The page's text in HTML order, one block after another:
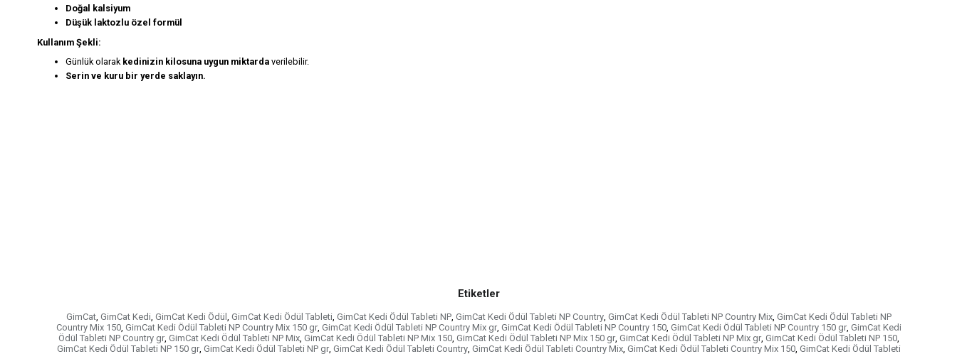
Doğal kalsiyum
Düşük laktozlu özel formül
Kullanım Şekli:
Günlük olarak kedinizin kilosuna uygun miktarda verilebilir.
Serin ve kuru bir yerde saklayın.
Etiketler
GimCat, GimCat Kedi GimCat Kedi Ödül GimCat Kedi Ödül Tableti GimCat Kedi Ödül Tableti NP, GimCat Kedi Ödül Tableti NP Country, GimCat Kedi Ödül Tableti NP Country Mix, GimCat Kedi Ödül Tableti NP
Country Mix 150, GimCat Kedi Ödül Tableti NP Country Mix 150 gr, GimCat Kedi Ödül Tableti NP Country Mix gr, GimCat Kedi Ödül Tableti NP Country 150, GimCat Kedi Ödül Tableti NP Country 150 gr, GimCat Kedi
Ödül Tableti NP Country gr, GimCat Kedi Ödül Tableti NP Mix, GimCat Kedi Ödül Tableti NP Mix 150, GimCat Kedi Ödül Tableti NP Mix 150 gr, GimCat Kedi Ödül Tableti NP Mix gr, GimCat Kedi Ödül Tableti NP 150,
GimCat Kedi Ödül Tableti NP 150 gr, GimCat Kedi Ödül Tableti NP gr, GimCat Kedi Ödül Tableti Country, GimCat Kedi Ödül Tableti Country Mix, GimCat Kedi Ödül Tableti Country Mix 150, GimCat Kedi Ödül Tableti